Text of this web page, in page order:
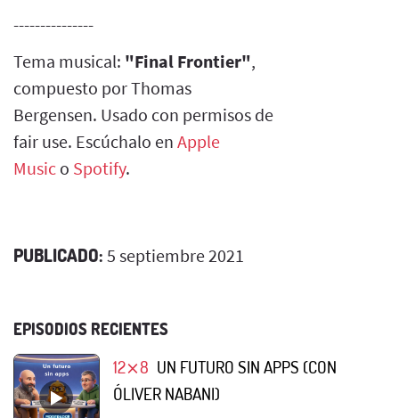
---------------
Tema musical: "Final Frontier",
compuesto por Thomas
Bergensen. Usado con permisos de
fair use. Escúchalo en Apple
Music o Spotify.
PUBLICADO: 5 septiembre 2021
EPISODIOS RECIENTES
12⨯8 UN FUTURO SIN APPS (CON
ÓLIVER NABANI)